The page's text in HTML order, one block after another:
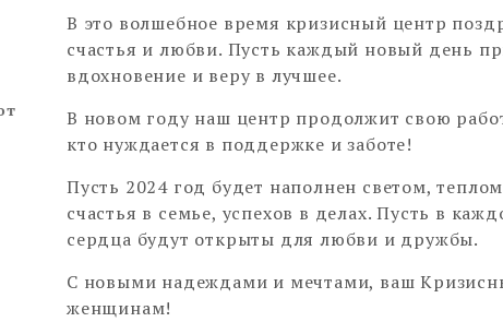
В это волшебное время кризисный центр
счастья и любви. Пусть каждый новый день
вдохновение и веру в лучшее.
В новом году наш центр продолжит свою
кто нуждается в поддержке и заботе!
Пусть 2024 год будет наполнен светом,
счастья в семье, успехов в делах. Пусть в
сердца будут открыты для любви и дружбы.
С новыми надеждами и мечтами, ваш
женщинам!